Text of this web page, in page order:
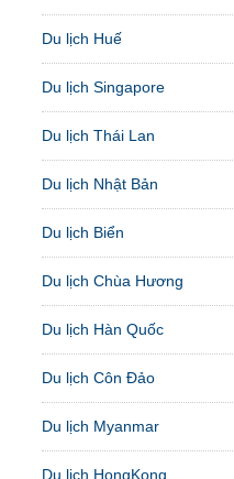
Du lịch Huế
Du lịch Singapore
Du lịch Thái Lan
Du lịch Nhật Bản
Du lịch Biển
Du lịch Chùa Hương
Du lịch Hàn Quốc
Du lịch Côn Đảo
Du lịch Myanmar
Du lịch HongKong